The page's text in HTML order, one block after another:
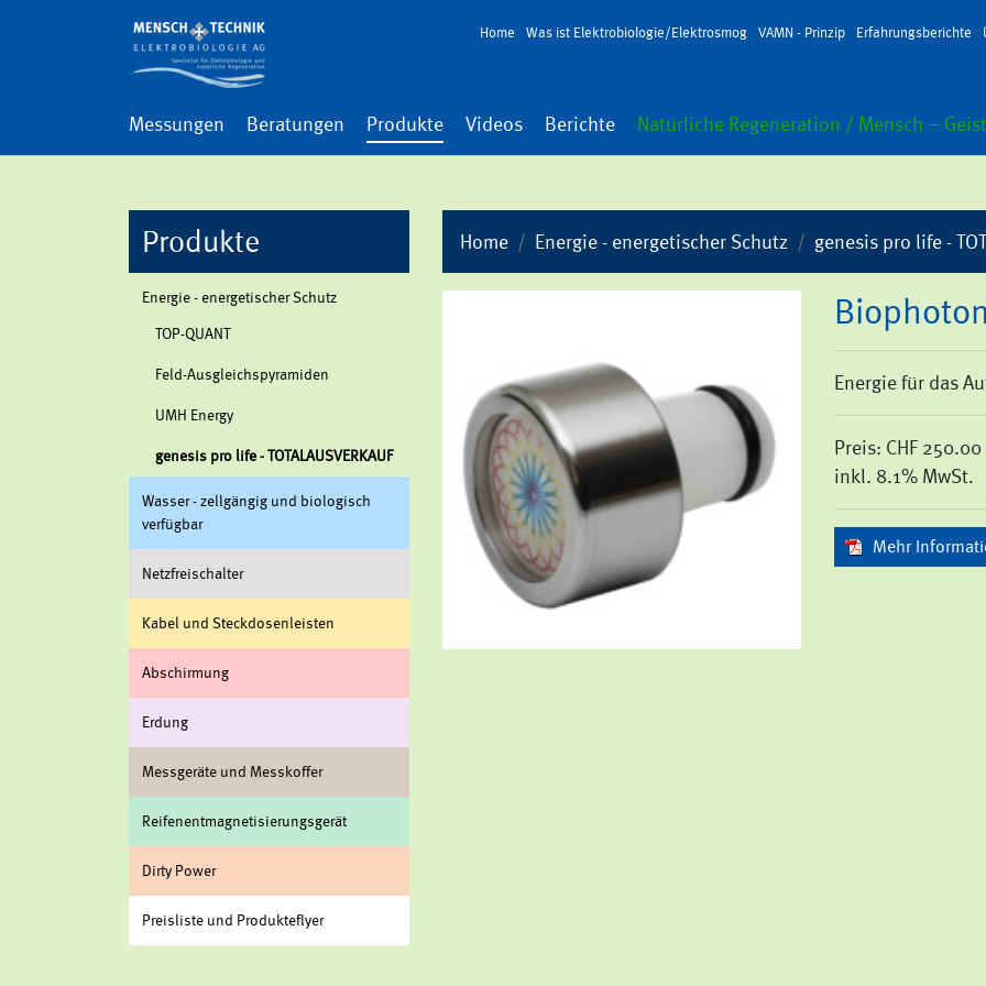
Home Was ist Elektrobiologie/Elektrosmog VAMN - Prinzip Erfahrungsberichte
Messungen Beratungen Produkte Videos Berichte Natürliche Regeneration / Mensch –
Produkte
En­er­gie - en­er­ge­ti­scher Schutz
TOP-QUANT
Feld-Aus­gleichs­py­ra­mi­den
UMH En­er­gy
ge­ne­sis pro life - TO­TAL­AUS­VER­KAUF
Was­ser - zell­gän­gig und bio­lo­gisch
ver­füg­bar
Netz­frei­schal­ter
Kabel und Steck­do­sen­leis­ten
Ab­schir­mung
Er­dung
Mess­ge­rä­te und Mess­kof­fer
Rei­fenent­ma­gne­ti­sie­rungs­ge­rät
Dirty Power
Preis­lis­te und Pro­duk­te­fly­er
Home Energie - energetischer Schutz genesis pro life -
En­er­gie für das
Preis: CHF 250.00
inkl. 8.1% MwSt.
Mehr